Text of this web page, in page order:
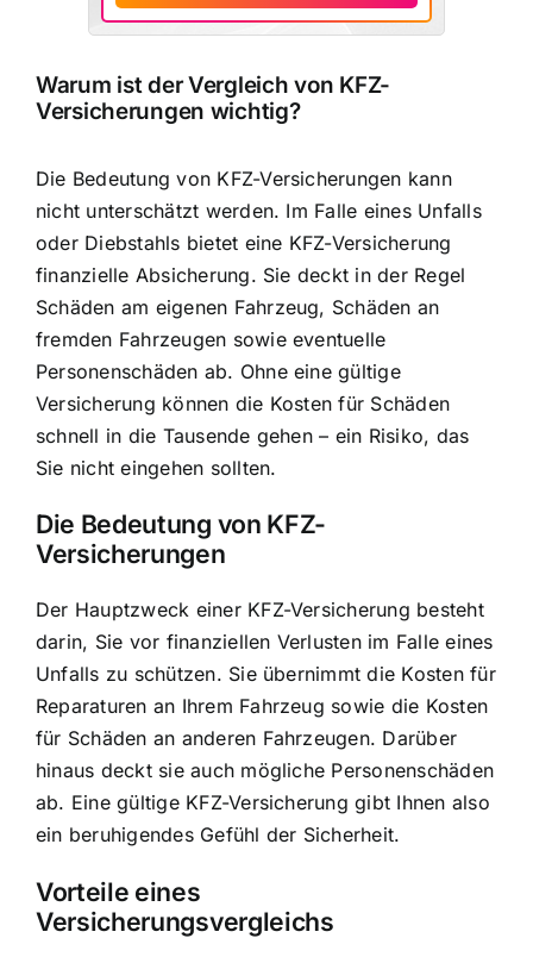
Warum ist der Vergleich von KFZ-
Versicherungen wichtig?
Die Bedeutung von KFZ-Versicherungen kann
nicht unterschätzt werden. Im Falle eines Unfalls
oder Diebstahls bietet eine KFZ-Versicherung
finanzielle Absicherung. Sie deckt in der Regel
Schäden am eigenen Fahrzeug, Schäden an
fremden Fahrzeugen sowie eventuelle
Personenschäden ab. Ohne eine gültige
Versicherung können die Kosten für Schäden
schnell in die Tausende gehen – ein Risiko, das
Sie nicht eingehen sollten.
Die Bedeutung von KFZ-
Versicherungen
Der Hauptzweck einer KFZ-Versicherung besteht
darin, Sie vor finanziellen Verlusten im Falle eines
Unfalls zu schützen. Sie übernimmt die Kosten für
Reparaturen an Ihrem Fahrzeug sowie die Kosten
für Schäden an anderen Fahrzeugen. Darüber
hinaus deckt sie auch mögliche Personenschäden
ab. Eine gültige KFZ-Versicherung gibt Ihnen also
ein beruhigendes Gefühl der Sicherheit.
Vorteile eines
Versicherungsvergleichs